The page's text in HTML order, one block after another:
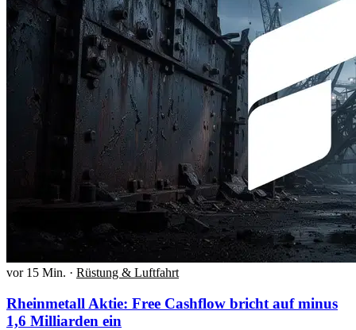
vor 15 Min. · Rüstung & Luftfahrt
Rheinmetall Aktie: Free Cashflow bricht auf minus
1,6 Milliarden ein